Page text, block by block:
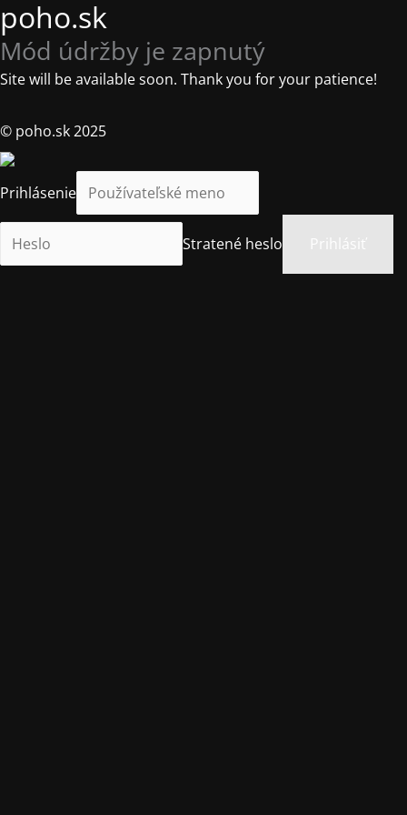
poho.sk
Mód údržby je zapnutý
Site will be available soon. Thank you for your patience!
© poho.sk 2025
Prihlásenie
Stratené heslo